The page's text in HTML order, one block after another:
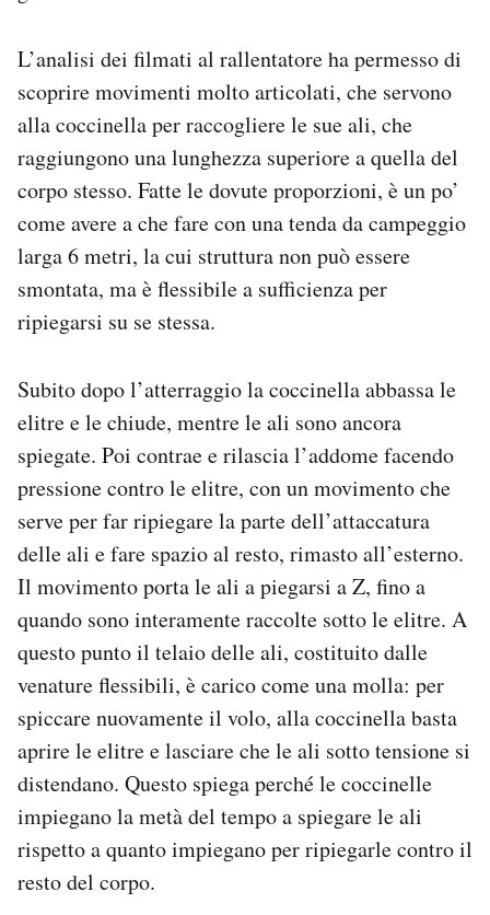
L’analisi dei filmati al rallentatore ha permesso di
scoprire movimenti molto articolati, che servono
alla coccinella per raccogliere le sue ali, che
raggiungono una lunghezza superiore a quella del
corpo stesso. Fatte le dovute proporzioni, è un po’
come avere a che fare con una tenda da campeggio
larga 6 metri, la cui struttura non può essere
smontata, ma è flessibile a sufficienza per
ripiegarsi su se stessa.
Subito dopo l’atterraggio la coccinella abbassa le
elitre e le chiude, mentre le ali sono ancora
spiegate. Poi contrae e rilascia l’addome facendo
pressione contro le elitre, con un movimento che
serve per far ripiegare la parte dell’attaccatura
delle ali e fare spazio al resto, rimasto all’esterno.
Il movimento porta le ali a piegarsi a Z, fino a
quando sono interamente raccolte sotto le elitre. A
questo punto il telaio delle ali, costituito dalle
venature flessibili, è carico come una molla: per
spiccare nuovamente il volo, alla coccinella basta
aprire le elitre e lasciare che le ali sotto tensione si
distendano. Questo spiega perché le coccinelle
impiegano la metà del tempo a spiegare le ali
rispetto a quanto impiegano per ripiegarle contro il
resto del corpo.